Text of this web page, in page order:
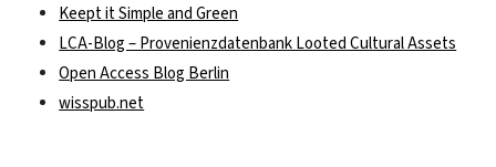
Keept it Simple and Green
LCA-Blog – Provenienzdatenbank Looted Cultural Assets
Open Access Blog Berlin
wisspub.net